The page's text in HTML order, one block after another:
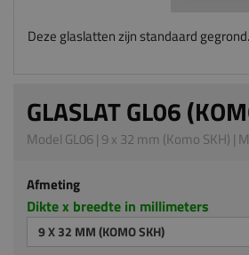
Deze glaslatten zijn standaard gegrond.
GLASLAT GL06
Model GL06 | 9 x 32 mm (Komo SKH) |
Afmeting
Dikte x breedte in millimeters
9 X 32 MM (KOMO SKH)